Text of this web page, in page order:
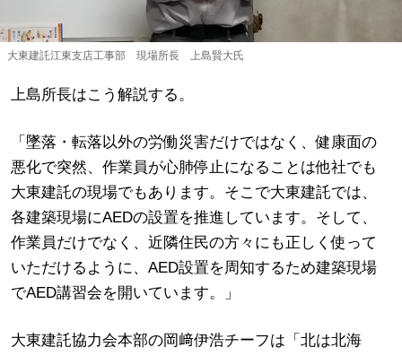
大東建託江東支店工事部 現場所長 上島賢大氏
上島所長はこう解説する。
「墜落・転落以外の労働災害だけではなく、健康面の
悪化で突然、作業員が心肺停止になることは他社でも
大東建託の現場でもあります。そこで大東建託では、
各建築現場にAEDの設置を推進しています。そして、
作業員だけでなく、近隣住民の方々にも正しく使って
いただけるように、AED設置を周知するため建築現場
でAED講習会を開いています。」
大東建託協力会本部の岡﨑伊浩チーフは「北は北海